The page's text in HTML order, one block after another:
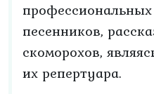
песенников,
скоморохов,
их репертуара.